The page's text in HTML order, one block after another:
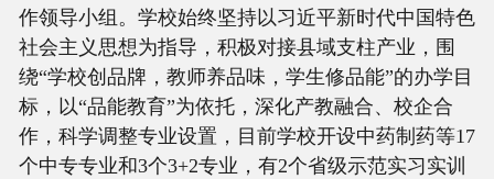
作领导小组。学校始终坚持以习近平新时代中国特色
社会主义思想为指导，积极对接县域支柱产业，围
绕“学校创品牌，教师养品味，学生修品能”的办学目
标，以“品能教育”为依托，深化产教融合、校企合
作，科学调整专业设置，目前学校开设中药制药等17
个中专专业和3个3+2专业，有2个省级示范实习实训